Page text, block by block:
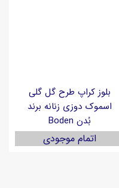
بلوز کراپ طرح گل گلی
اسموک دوزی زنانه برند
بُدن Boden
اتمام موجودی